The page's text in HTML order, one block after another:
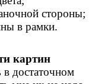
стороны;
в рамки.
картин
достаточном